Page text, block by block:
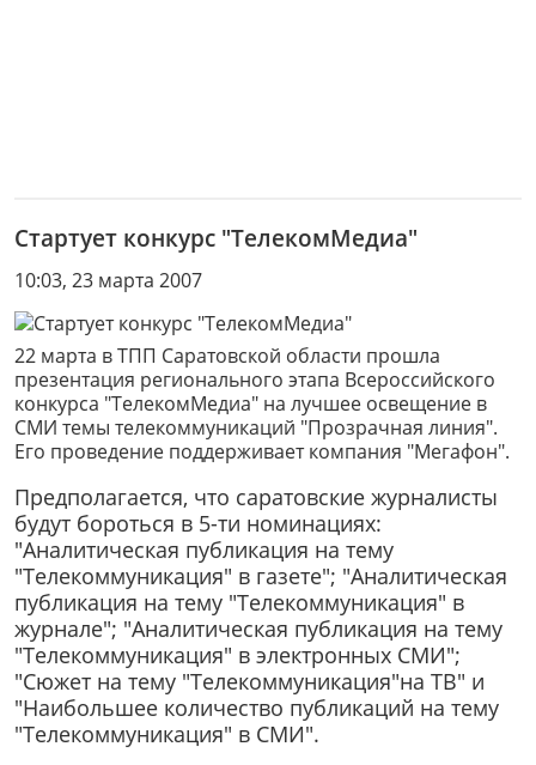
Стартует конкурс "ТелекомМедиа"
10:03, 23 марта 2007
22 марта в ТПП Саратовской области прошла
презентация регионального этапа Всероссийского
конкурса "ТелекомМедиа" на лучшее освещение в
СМИ темы телекоммуникаций "Прозрачная линия".
Его проведение поддерживает компания "Мегафон".
Предполагается, что саратовские журналисты
будут бороться в 5-ти номинациях:
"Аналитическая публикация на тему
"Телекоммуникация" в газете"; "Аналитическая
публикация на тему "Телекоммуникация" в
журнале"; "Аналитическая публикация на тему
"Телекоммуникация" в электронных СМИ";
"Сюжет на тему "Телекоммуникация"на ТВ" и
"Наибольшее количество публикаций на тему
"Телекоммуникация" в СМИ".